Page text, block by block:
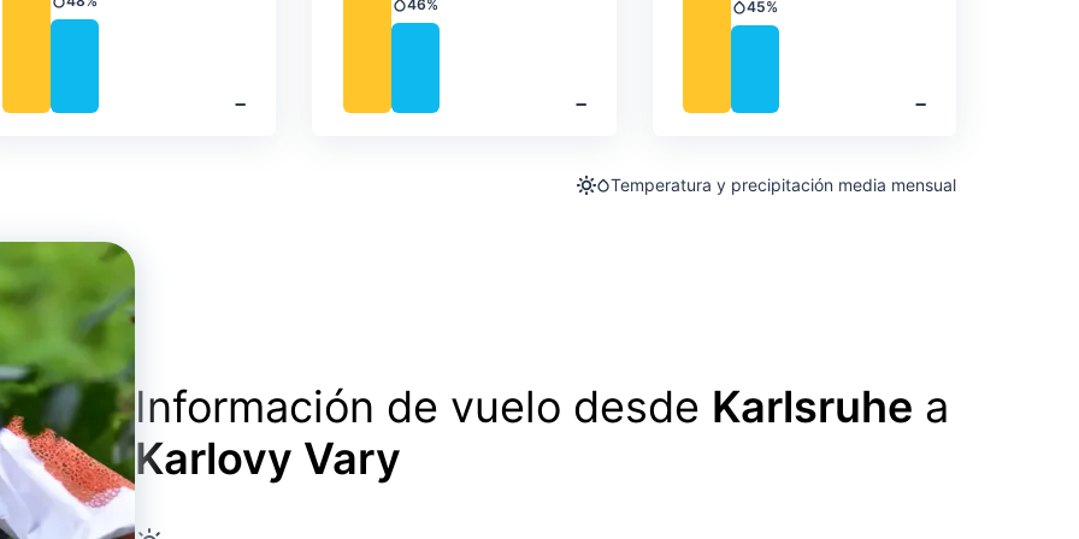
‐
Precipitación
‐
Precipitación
46%
‐
Precipitación
45%
Temperatura y precipitación media mensual
Información de vuelo desde Karlsruhe a
Karlovy Vary